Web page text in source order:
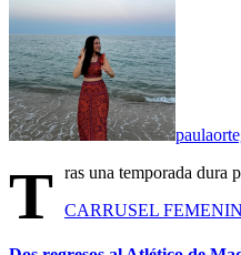
T ras una temporada dura
CARRUSEL